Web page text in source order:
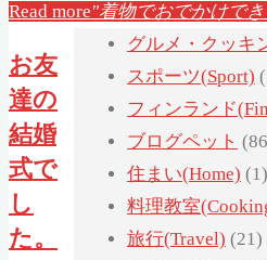
Read more"着物でおでかけで
お友
達の
結婚
式で
し
た。
ガーデニング
グルメ・クッキ
スポーツ(Sport)
フィンランド
ブログペット
住まい(Home) (1)
料理教室
旅行(Travel) (21)